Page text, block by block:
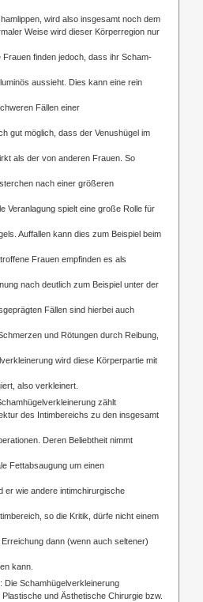
wird also insgesamt noch dem
Weise wird dieser Körperregion nur
Frauen finden jedoch, dass ihr Scham-
aussieht. Dies kann eine rein
Fällen einer
gut möglich, dass der Venushügel im
als der von anderen Frauen. So
nach einer größeren
Veranlagung spielt eine große Rolle für
Auffallen kann dies zum Beispiel beim
Frauen empfinden es als
nach deutlich zum Beispiel unter der
Fällen sind hierbei auch
und Rötungen durch Reibung,
wird diese Körperpartie mit
also verkleinert.
zählt
des Intimbereichs zu den insgesamt
Deren Beliebtheit nimmt
Fettabsaugung um einen
er wie andere intimchirurgische
so die Kritik, dürfe nicht einem
dann (wenn auch seltener)
kann.
Die Schamhügelverkleinerung
und Ästhetische Chirurgie bzw.